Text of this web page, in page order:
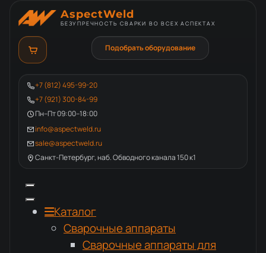
AspectWeld
БЕЗУПРЕЧНОСТЬ СВАРКИ ВО ВСЕХ АСПЕКТАХ
+7 (812) 495-99-20
+7 (921) 300-84-99
Пн–Пт 09:00–18:00
info@aspectweld.ru
sale@aspectweld.ru
Санкт-Петербург, наб. Обводного канала 150 к1
Подобрать оборудование
Каталог
Сварочные аппараты
Сварочные аппараты для